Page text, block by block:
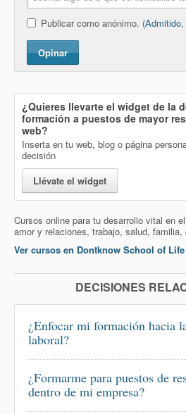
Publicar como anónimo.
Opinar
¿Quieres llevarte el widget de la
formación a puestos de mayor
web?
Inserta en tu web, blog o página
decisión
Llévate el widget
Cursos online para tu desarrollo vital en
amor y relaciones, trabajo, salud,
Ver cursos en Dontknow School of Life
DECISIONES
¿Enfocar mi formación hacia
laboral?
¿Formarme para puestos de
dentro de mi empresa?